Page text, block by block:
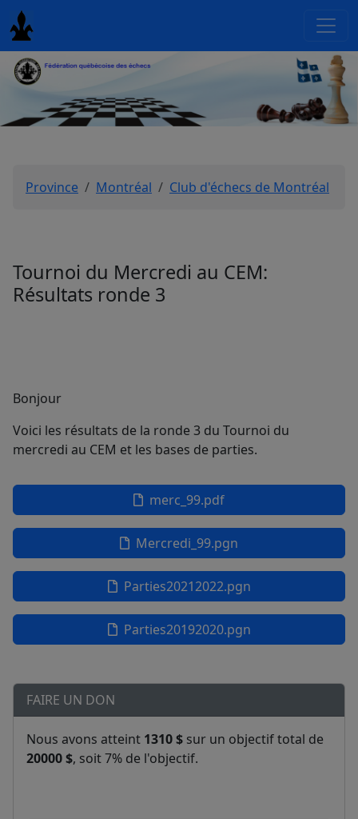
Province Montréal Club d'échecs de Montréal
Tournoi du Mercredi au CEM:
Résultats ronde 3
Bonjour
Voici les résultats de la ronde 3 du Tournoi du
mercredi au CEM et les bases de parties.
merc_99.pdf
Mercredi_99.pgn
Parties20212022.pgn
Parties20192020.pgn
FAIRE UN DON
Nous avons atteint 1310 $ sur un objectif total de
20000 $, soit 7% de l'objectif.